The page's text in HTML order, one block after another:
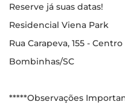
Reserve já suas datas!
Residencial Viena Park
Rua Carapeva, 155 - Centro
Bombinhas/SC
*****Observações